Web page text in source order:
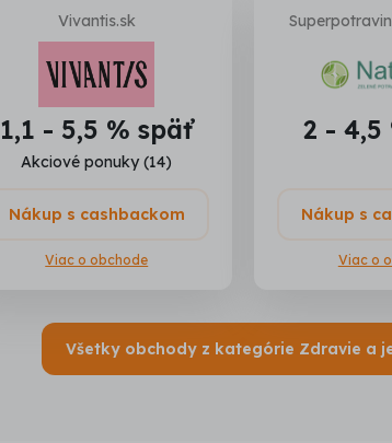
Vivantis.sk
1,1 - 5,5 % späť
Akciové ponuky (14)
Nákup s cashbackom
Viac o obchode
2 - 4,5
Nákup s
Viac o
Všetky obchody z kategórie Zdravie a